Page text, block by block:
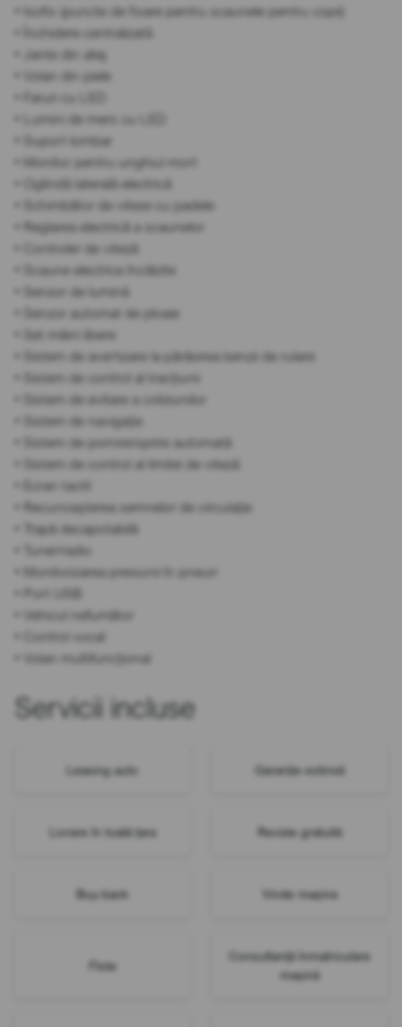
• Isofix (puncte de fixare pentru scaunele pentru copii)
• Închidere centralizată
• Jante din aliaj
• Volan din piele
• Faruri cu LED
• Lumini de mers cu LED
• Suport lombar
• Monitor pentru unghiul mort
• Oglindă laterală electrică
• Schimbător de viteze cu padele
• Reglarea electrică a scaunelor
• Controler de viteză
• Scaune electrice încălzite
• Senzor de lumină
• Senzor automat de ploaie
• Set mâini libere
• Sistem de avertizare la părăsirea benzii de rulare
• Sistem de control al tracțiunii
• Sistem de evitare a coliziunilor
• Sistem de navigație
• Sistem de pornire/oprire automată
• Sistem de control al limitei de viteză
• Ecran tactil
• Recunoașterea semnelor de circulație
• Trapă decapotabilă
• Tuner/radio
• Monitorizarea presiunii în pneuri
• Port USB
• Vehicul nefumător
• Control vocal
• Volan multifuncțional
Servicii incluse
Leasing auto Garanție extinsă
Livrare în toată țara Revizie gratuită
Buy-back Vinde mașina
Flote
Consultanță înmatriculare
mașină